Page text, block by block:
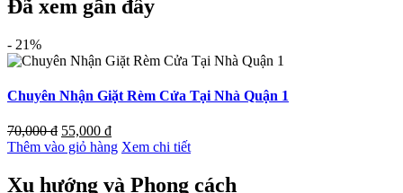
Đã xem gần đây
- 21%
Chuyên Nhận Giặt Rèm Cửa Tại Nhà Quận 1
70,000đ 55,000 đ
Thêm vào giỏ hàng Xem chi tiết
Xu hướng và Phong cách